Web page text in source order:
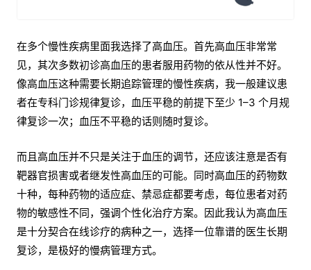
在多个慢性疾病里面我选择了高血压。首先高血压非常常
见，其次多数初诊高血压的患者服用药物的依从性并不好。
像高血压这种需要长期追踪管理的慢性疾病，我一般建议患
者在专科门诊规律复诊，血压平稳的前提下至少 1–3 个月规
律复诊一次；血压不平稳的话则随时复诊。
而且高血压并不只是关注于血压的调节，还应该注意是否有
靶器官损害或者继发性高血压的可能。同时高血压的药物数
十种，每种药物的适应症、禁忌症都要考虑，每位患者对药
物的敏感性不同，强调个性化治疗方案。因此我认为高血压
是十分契合在线诊疗的病种之一，选择一位靠谱的医生长期
复诊，是极好的慢病管理方式。